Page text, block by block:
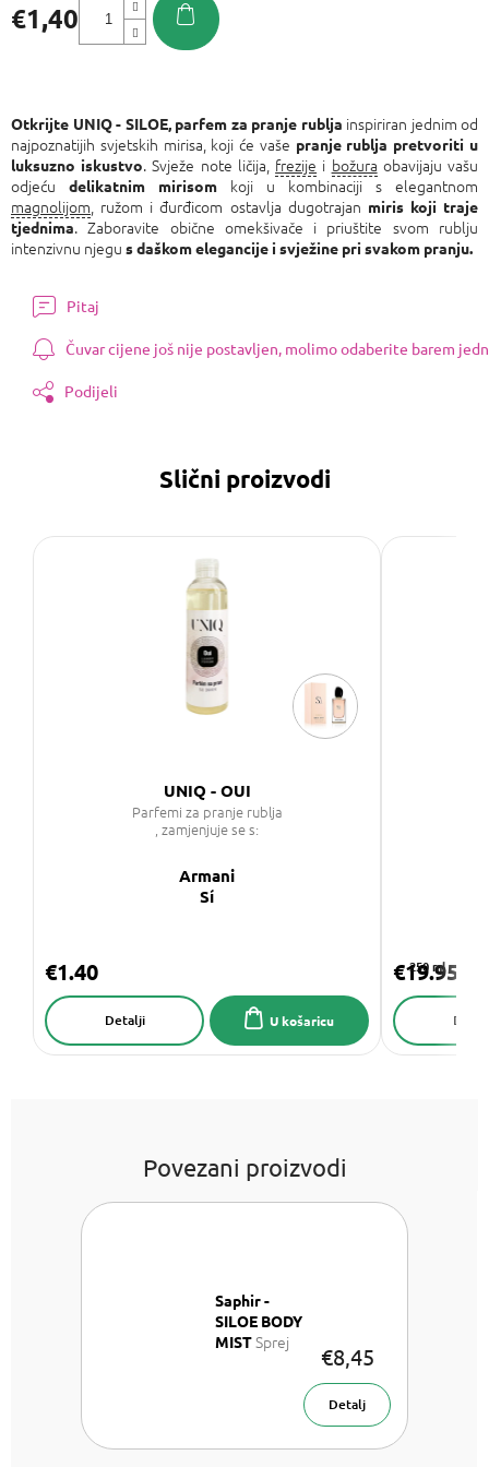
€1,40
Otkrijte UNIQ - SILOE, parfem za pranje rublja inspiriran jednim od
najpoznatijih svjetskih mirisa, koji će vaše pranje rublja pretvoriti u
luksuzno iskustvo. Svježe note ličija, frezije i božura obavijaju vašu
odjeću delikatnim mirisom koji u kombinaciji s elegantnom
magnolijom , ružom i đurđicom ostavlja dugotrajan miris koji traje
tjednima. Zaboravite obične omekšivače i priuštite svom rublju
intenzivnu njegu s daškom elegancije i svježine pri svakom pranju.
Pitaj
Čuvar cijene još nije postavljen, molimo odaberite barem
Podijeli
Slični proizvodi
UNIQ - OUI
Parfemi za pranje rublja
, zamjenjuje se s:
Armani
Sí
€1.40
U košaricu
Detalji
250 ml
€19.95
Povezani proizvodi
Saphir -
SILOE BODY
MISTSprej
€8,45
Detalj